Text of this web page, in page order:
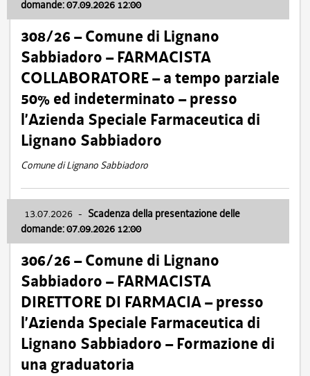
domande: 07.09.2026 12:00
308/26 – Comune di Lignano
Sabbiadoro – FARMACISTA
COLLABORATORE – a tempo parziale
50% ed indeterminato – presso
l’Azienda Speciale Farmaceutica di
Lignano Sabbiadoro
Comune di Lignano Sabbiadoro
13.07.2026 - Scadenza della presentazione delle
domande: 07.09.2026 12:00
306/26 – Comune di Lignano
Sabbiadoro – FARMACISTA
DIRETTORE DI FARMACIA – presso
l’Azienda Speciale Farmaceutica di
Lignano Sabbiadoro – Formazione di
una graduatoria